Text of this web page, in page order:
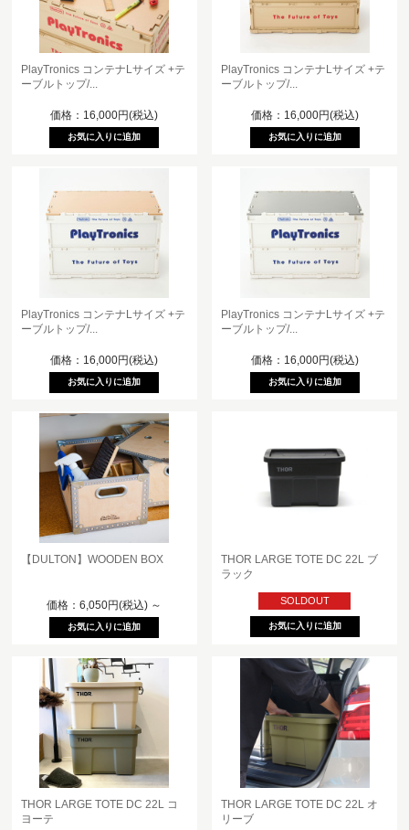
PlayTronics コンテナLサイズ +テ
ーブルトップ/...
価格：16,000円(税込)
PlayTronics コンテナLサイズ +テ
ーブルトップ/...
価格：16,000円(税込)
PlayTronics コンテナLサイズ +テ
ーブルトップ/...
価格：16,000円(税込)
PlayTronics コンテナLサイズ +テ
ーブルトップ/...
価格：16,000円(税込)
【DULTON】WOODEN BOX
価格：6,050円(税込) ～
THOR LARGE TOTE DC 22L ブ
ラック
SOLDOUT
THOR LARGE TOTE DC 22L コ
ヨーテ
THOR LARGE TOTE DC 22L オ
リーブ